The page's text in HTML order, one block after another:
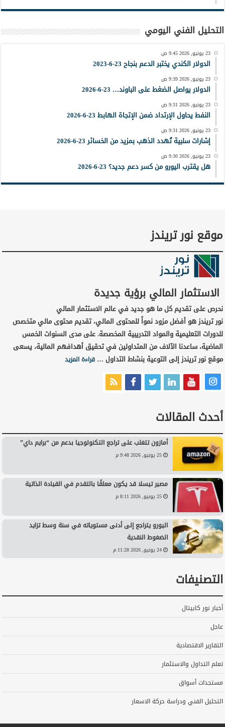
التحليل الفني اليومي
23 يونيو, 2026 9:45 ص
الدولار الكندي يختبر الدعم بنجاح 23-6-2023
23 يونيو, 2026 9:39 ص
الدولار يواصل الضغط على الباوند… 23-6-2026
23 يونيو, 2026 9:31 ص
النفط يحاول الإرتداد ضمن الإتجاة الهابط 23-6-2026
23 يونيو, 2026 9:31 ص
إشارات سلبية تُهدد الذهب بمزيد من الخسائر 23-6-2026
23 يونيو, 2026 9:30 ص
هل يقترب اليورو من كسر دعم جديد؟ 23-6-2026
موقع نور تريندز
الاستثمار المالي برؤية جديدة
نحرص على تقديم كل ما هو جديد في عالم الاستثمار المالي
نور تريندز هو أفضل مزود نمواً للمحتوى المالي، تقديم محتوى مالي متخصص
للدورات التعليمية والمواد التدريبية المخصصة. على مدى السنوات الخمس
الماضية، ساعدنا الآلاف من المتداولين في تحقيق أهدافهم المالية، يسعى
موقع نور تريندز إلى التوعية بنشاط التداول …قراءة المزيد
أحدث المقالات
أمازون تتغلب على تراجع التكنولوجيا بدعم من “برايم داي”
25 يونيو, 2026 9:48 م
مصير تيسلا قد يكون معلقًا بالتقدم في القيادة الذاتية
25 يونيو, 2026 8:11 م
اليورو يتراجع إلى أدنى مستوياته في سنة وسط تزايد
الضغوط النقدية
24 يونيو, 2026 11:28 م
التصنيفات
أخبار نور كابيتال
عاجل
التقارير الاقتصادية
تعلم التداول والاستثمار
مستجدات أسواق
التحليل الفني ودراسة حركة الاسعار